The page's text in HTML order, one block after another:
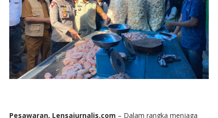
Pesawaran, Lensajurnalis.com – Dalam rangka menjaga